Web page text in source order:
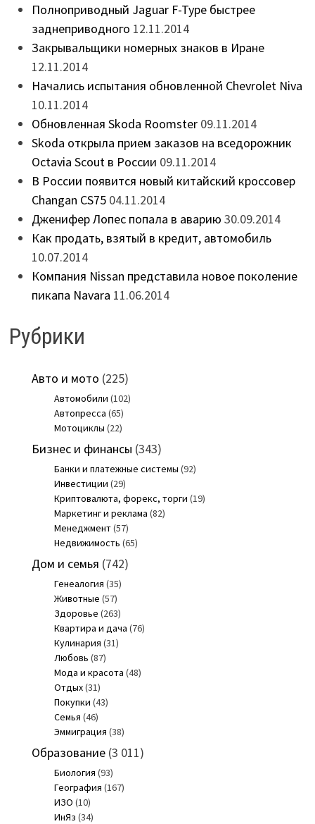
Полноприводный Jaguar F-Type быстрее
заднеприводного 12.11.2014
Закрывальщики номерных знаков в Иране
12.11.2014
Начались испытания обновленной Chevrolet Niva
10.11.2014
Обновленная Skoda Roomster 09.11.2014
Skoda открыла прием заказов на вседорожник
Octavia Scout в России 09.11.2014
В России появится новый китайский кроссовер
Changan CS75 04.11.2014
Дженифер Лопес попала в аварию 30.09.2014
Как продать, взятый в кредит, автомобиль
10.07.2014
Компания Nissan представила новое поколение
пикапа Navara 11.06.2014
Рубрики
Авто и мото (225)
Автомобили (102)
Автопресса (65)
Мотоциклы (22)
Бизнес и финансы (343)
Банки и платежные системы (92)
Инвестиции (29)
Криптовалюта, форекс, торги (19)
Маркетинг и реклама (82)
Менеджмент(57)
Недвижимость (65)
Дом и семья (742)
Генеалогия (35)
Животные (57)
Здоровье (263)
Квартира и дача (76)
Кулинария (31)
Любовь (87)
Мода и красота (48)
Отдых(31)
Покупки (43)
Семья (46)
Эммиграция (38)
Образование(3 011)
Биология (93)
География (167)
ИЗО (10)
ИнЯз (34)